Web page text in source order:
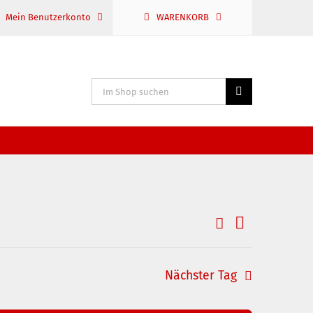
Mein Benutzerkonto WARENKORB
Suche
nach:
und
Suche
Navigation
Tag
Nächster Tag